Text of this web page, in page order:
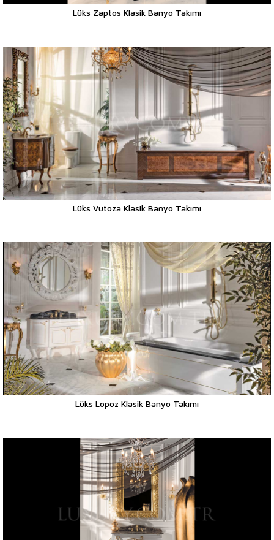
Lüks Zaptos Klasik Banyo Takımı
Lüks Vutoza Klasik Banyo Takımı
Lüks Lopoz Klasik Banyo Takımı